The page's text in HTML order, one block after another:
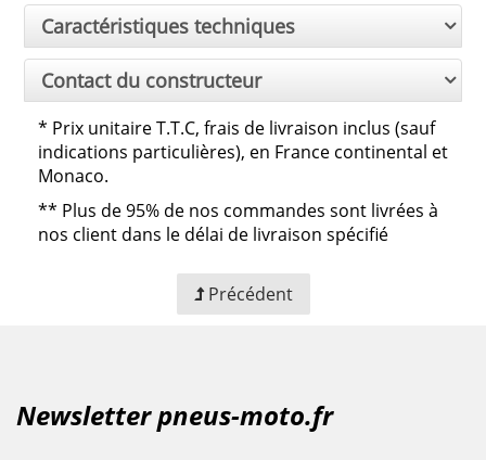
Caractéristiques techniques
Contact du constructeur
* Prix unitaire T.T.C, frais de livraison inclus (sauf
indications particulières), en France continental et
Monaco.
** Plus de 95% de nos commandes sont livrées à
nos client dans le délai de livraison spécifié
Précédent
Newsletter pneus-moto.fr